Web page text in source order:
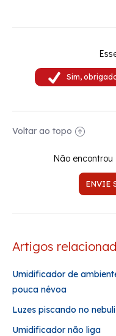
Voltar ao topo
Não
ENVIE
Artigos
Umidificador de
pouca névoa
Luzes piscando no
Umidificador não liga